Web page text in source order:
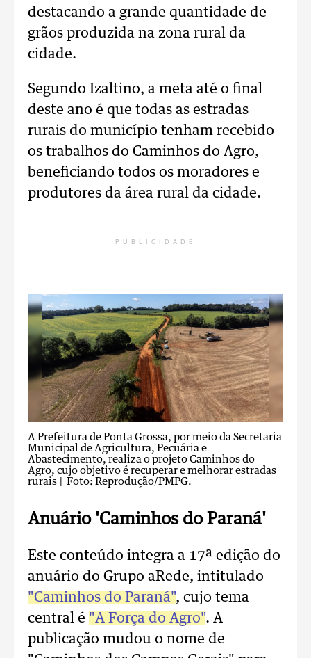
destacando a grande quantidade de
grãos produzida na zona rural da
cidade.
Segundo Izaltino, a meta até o final
deste ano é que todas as estradas
rurais do município tenham recebido
os trabalhos do Caminhos do Agro,
beneficiando todos os moradores e
produtores da área rural da cidade.
PUBLICIDADE
A Prefeitura de Ponta Grossa, por meio da Secretaria
Municipal de Agricultura, Pecuária e
Abastecimento, realiza o projeto Caminhos do
Agro, cujo objetivo é recuperar e melhorar estradas
rurais
| Foto: Reprodução/PMPG.
Anuário 'Caminhos do Paraná'
Este conteúdo integra a 17ª edição do
anuário do Grupo aRede, intitulado
"Caminhos do Paraná", cujo tema
central é "A Força do Agro". A
publicação mudou o nome de